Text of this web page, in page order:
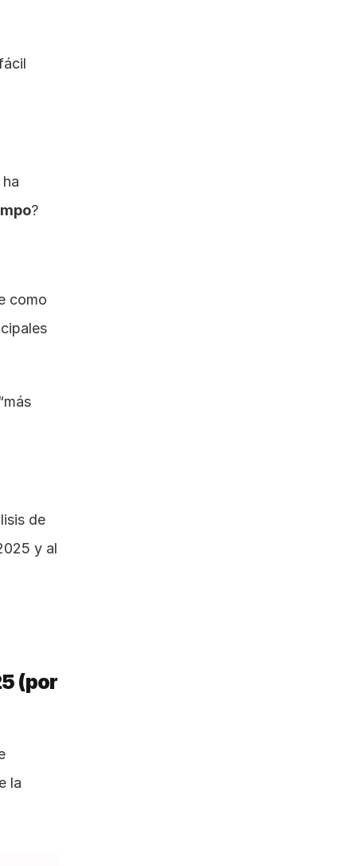
?
y al
(por
la